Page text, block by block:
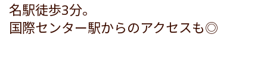
名駅徒歩3分。
国際センター駅からのアクセスも◎